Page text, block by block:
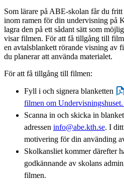
Som lärare på ABE-skolan får du
inom ramen för din undervisning på
lagra den på ett sådant sätt som
visar filmen. För att få tillgång till
en avtalsblankett rörande visning av
du planerar att använda materialet.
För att få tillgång till filmen:
Fyll i och signera blanketten
filmen om
Scanna in och skicka in
adressen info@abe.kth.se. I
motivering för din använding
Skolkansliet kommer därefter
godkännande av skolans
filmen.